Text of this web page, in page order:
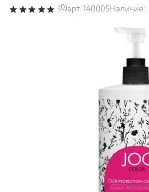
(0)арт.140005Наличие: